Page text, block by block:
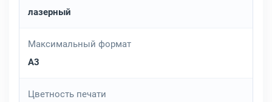
лазерный
Максимальный формат
A3
Цветность печати